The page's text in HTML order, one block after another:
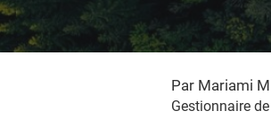
Par Mariami
Gestionnaire